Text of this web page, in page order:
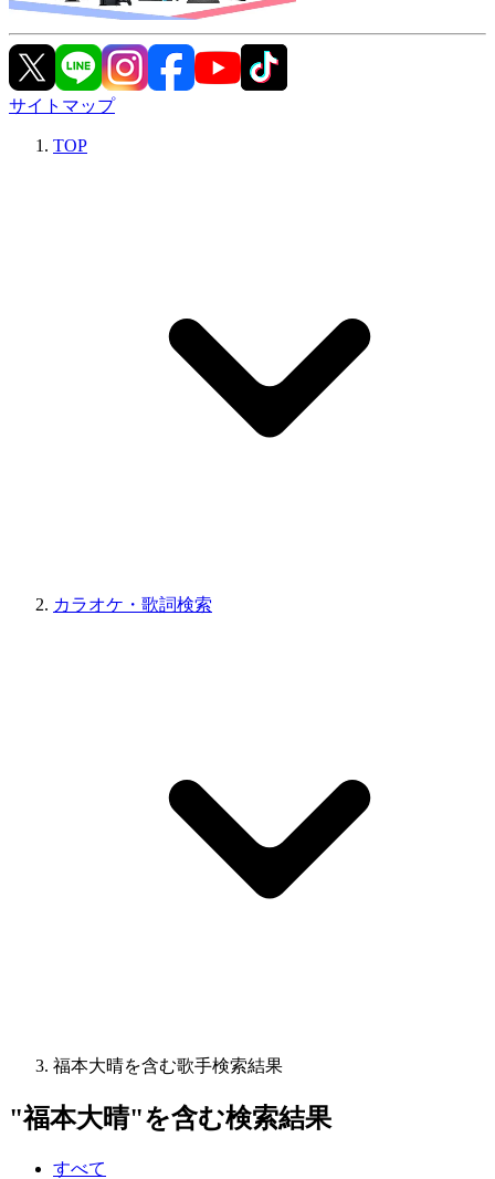
サイトマップ
TOP
カラオケ・歌詞検索
福本大晴を含む歌手検索結果
"福本大晴"を含む検索結果
すべて